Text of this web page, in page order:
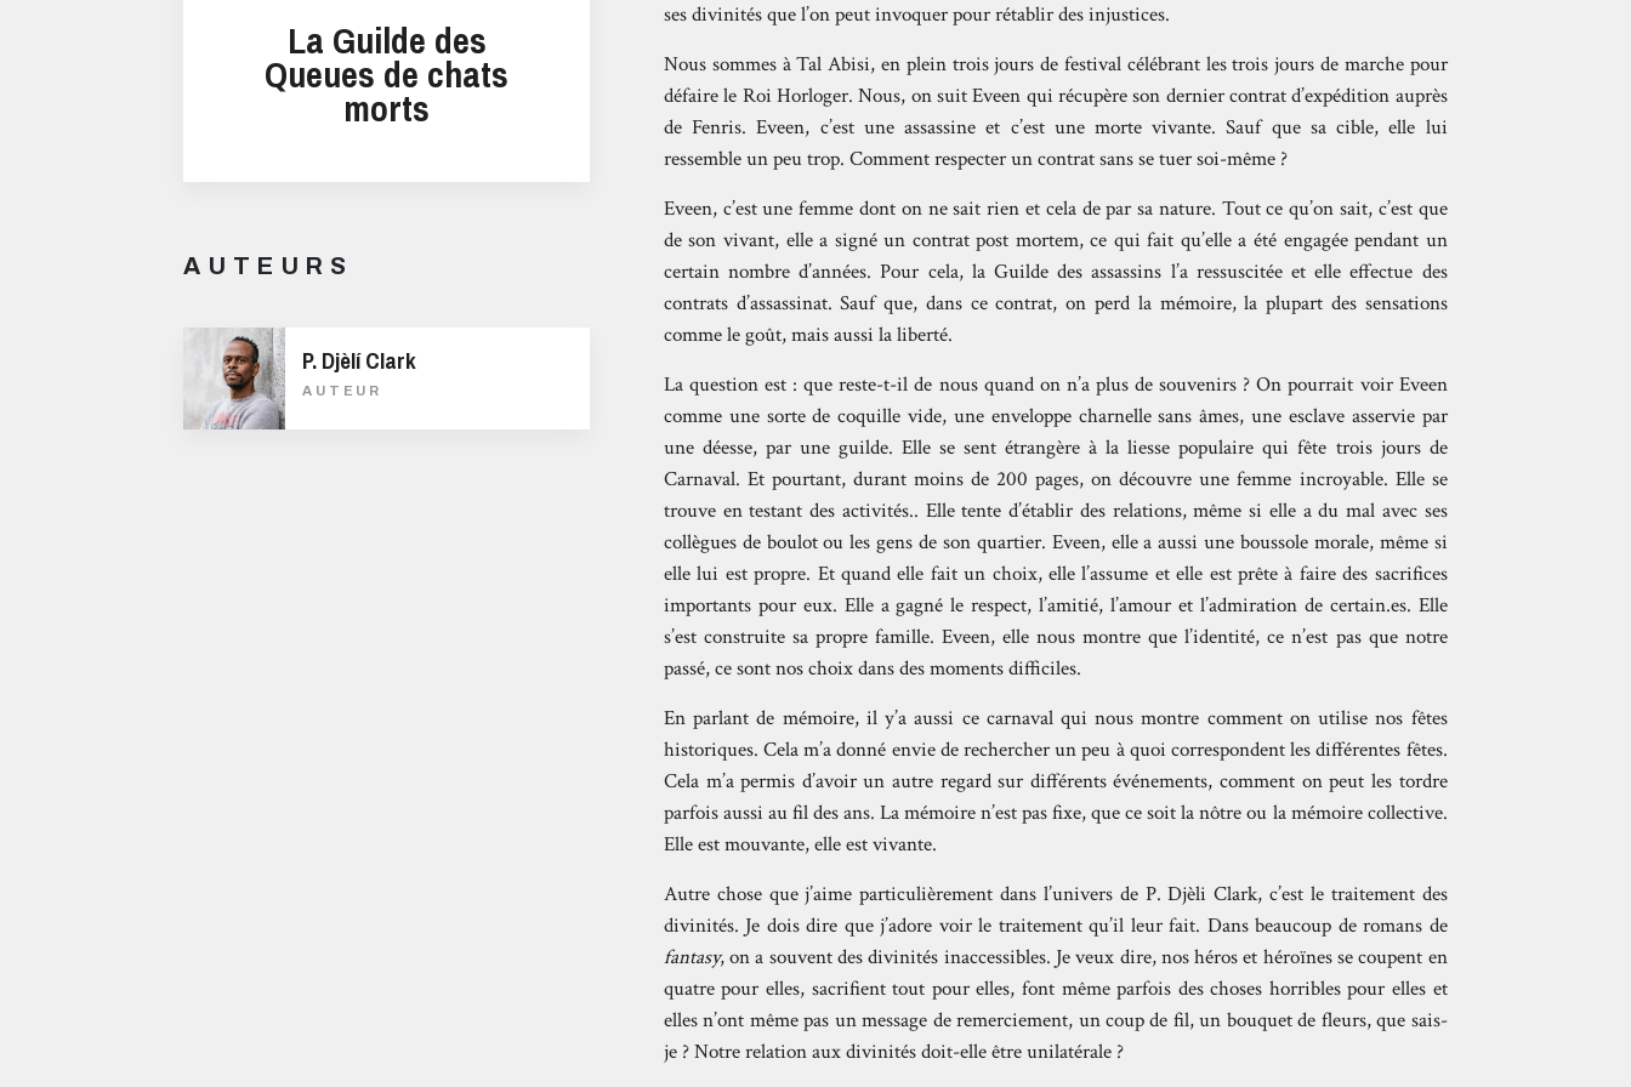
La Guilde des
Queues de chats
morts
AUTEURS
P. Djèlí Clark
AUTEUR
ses divinités que l’on peut invoquer pour rétablir des injustices.
Nous sommes à Tal Abisi, en plein trois jours de festival célébrant les trois jours de marche pour
défaire le Roi Horloger. Nous, on suit Eveen qui récupère son dernier contrat d’expédition auprès
de Fenris. Eveen, c’est une assassine et c’est une morte vivante. Sauf que sa cible, elle lui
ressemble un peu trop. Comment respecter un contrat sans se tuer soi-même ?
Eveen, c’est une femme dont on ne sait rien et cela de par sa nature. Tout ce qu’on sait, c’est que
de son vivant, elle a signé un contrat post mortem, ce qui fait qu’elle a été engagée pendant un
certain nombre d’années. Pour cela, la Guilde des assassins l’a ressuscitée et elle effectue des
contrats d’assassinat. Sauf que, dans ce contrat, on perd la mémoire, la plupart des sensations
comme le goût, mais aussi la liberté.
La question est : que reste-t-il de nous quand on n’a plus de souvenirs ? On pourrait voir Eveen
comme une sorte de coquille vide, une enveloppe charnelle sans âmes, une esclave asservie par
une déesse, par une guilde. Elle se sent étrangère à la liesse populaire qui fête trois jours de
Carnaval. Et pourtant, durant moins de 200 pages, on découvre une femme incroyable. Elle se
trouve en testant des activités.. Elle tente d’établir des relations, même si elle a du mal avec ses
collègues de boulot ou les gens de son quartier. Eveen, elle a aussi une boussole morale, même si
elle lui est propre. Et quand elle fait un choix, elle l’assume et elle est prête à faire des sacrifices
importants pour eux. Elle a gagné le respect, l’amitié, l’amour et l’admiration de certain.es. Elle
s’est construite sa propre famille. Eveen, elle nous montre que l’identité, ce n’est pas que notre
passé, ce sont nos choix dans des moments difficiles.
En parlant de mémoire, il y’a aussi ce carnaval qui nous montre comment on utilise nos fêtes
historiques. Cela m’a donné envie de rechercher un peu à quoi correspondent les différentes fêtes.
Cela m’a permis d’avoir un autre regard sur différents événements, comment on peut les tordre
parfois aussi au fil des ans. La mémoire n’est pas fixe, que ce soit la nôtre ou la mémoire collective.
Elle est mouvante, elle est vivante.
Autre chose que j’aime particulièrement dans l’univers de P. Djèli Clark, c’est le traitement des
divinités. Je dois dire que j’adore voir le traitement qu’il leur fait. Dans beaucoup de romans de
fantasy, on a souvent des divinités inaccessibles. Je veux dire, nos héros et héroïnes se coupent en
quatre pour elles, sacrifient tout pour elles, font même parfois des choses horribles pour elles et
elles n’ont même pas un message de remerciement, un coup de fil, un bouquet de fleurs, que sais-
je ? Notre relation aux divinités doit-elle être unilatérale ?